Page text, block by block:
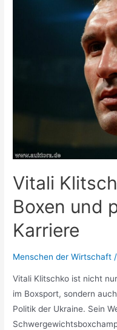
Vitali
Boxen und
Karriere
Menschen der Wirtschaft
Vitali Klitschko ist nicht
im Boxsport, sondern
Politik der Ukraine. Sein